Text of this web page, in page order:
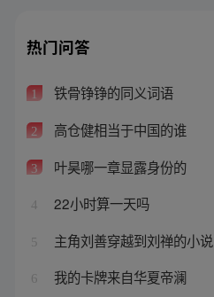
热门问答
1 铁骨铮铮的同义词语
2 高仓健相当于中国的谁
3 叶昊哪一章显露身份的
4 22小时算一天吗
5 主角刘善穿越到刘禅的小说
6 我的卡牌来自华夏帝澜